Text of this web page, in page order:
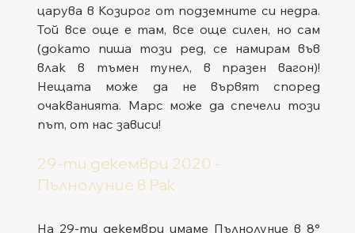
царува в Козирог от подземните си недра.
Той все още е там, все още силен, но сам
(докато пиша този ред, се намирам във
влак в тъмен тунел, в празен вагон)!
Нещата може да не вървят според
очакванията. Марс може да спечели този
път, от нас зависи!
29-ти декември 2020 -
Пълнолуние в Рак
На 29-ти декември имаме Пълнолуние в 8°